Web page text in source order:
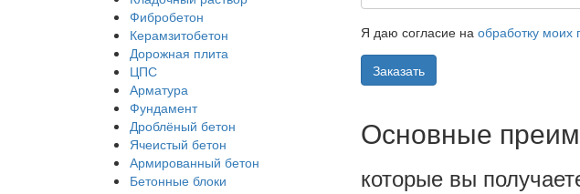
Фибробетон
Керамзитобетон
Дорожная плита
ЦПС
Арматура
Фундамент
Дроблёный бетон
Ячеистый бетон
Армированный бетон
Бетонные блоки
Я даю согласие на обработку моих
Заказать
Основные
которые вы